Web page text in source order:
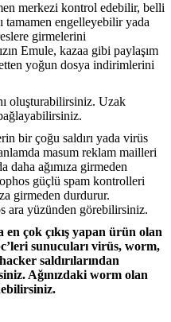
merkezi kontrol edebilir, belli
tamamen engelleyebilir yada
girmelerini
Emule, kazaa gibi paylaşım
yoğun dosya indirimlerini
oluşturabilirsiniz. Uzak
bir çoğu saldırı yada virüs
masum reklam mailleri
daha ağımıza girmeden
güçlü spam kontrolleri
girmeden durdurur.
ara yüzünden görebilirsiniz.
en çok çıkış yapan ürün olan
sunucuları virüs, worm,
saldırılarından
Ağınızdaki worm olan